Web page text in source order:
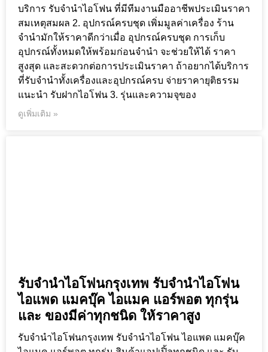
บริการ รับจำนำไอโฟน ที่มีทีมงานมืออาชีพประเมินราคา
สมเหตุสมผล 2. อุปกรณ์ครบชุด เพิ่มมูลค่าเครื่อง ร้าน
จำนำมักให้ราคาดีกว่าเมื่อ อุปกรณ์ครบชุด การเก็บ
อุปกรณ์ทั้งหมดให้พร้อมก่อนจำนำ จะช่วยให้ได้ ราคา
สูงสุด และสะดวกต่อการประเมินราคา ถ้าอยากได้บริการ
ที่รับจำนำทั้งเครื่องและอุปกรณ์ครบ จ่ายราคายุติธรรม
แนะนำ รับฝากไอโฟน 3. รุ่นและความจุของ
ดูเพิ่มเติม »
รับจำนำไอโฟนกรุงเทพ รับจำนำไอโฟน
ไอแพด แมคบุ๊ค ไอแมค แอร์พอต ทุกรุ่น
และ ของมีค่าทุกชนิด ให้ราคาสูง
รับจำนำไอโฟนกรุงเทพ รับจำนำไอโฟน ไอแพด แมคบุ๊ค